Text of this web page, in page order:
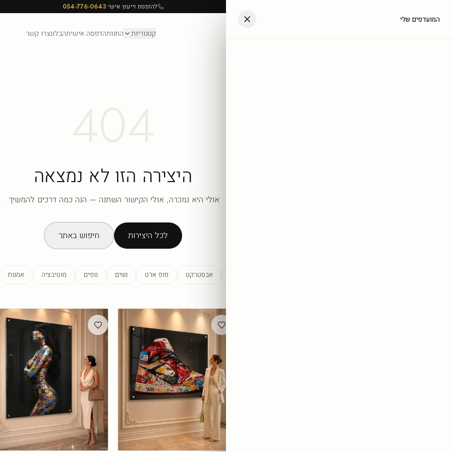
להזמנות וייעוץ אישי:054-776-0643
קטגוריות החנותהדפסה אישיתהבלוגצרו קשר
היצירה הזו לא נמצאה
אולי היא נמכרה, אולי הקישור השתנה — הנה כמה דרכים להמשיך.
לכל היצירות חיפוש באתר
אבסטרקט פופ ארט נשים נופים מוטיבציה אמנות
העגלה שלך
המועדפים שלי